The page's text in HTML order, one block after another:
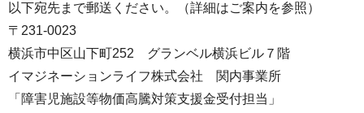
以下宛先まで郵送ください。（詳細はご案内を参照）
〒231-0023
横浜市中区山下町252 グランベル横浜ビル７階
イマジネーションライフ株式会社 関内事業所
「障害児施設等物価高騰対策支援金受付担当」